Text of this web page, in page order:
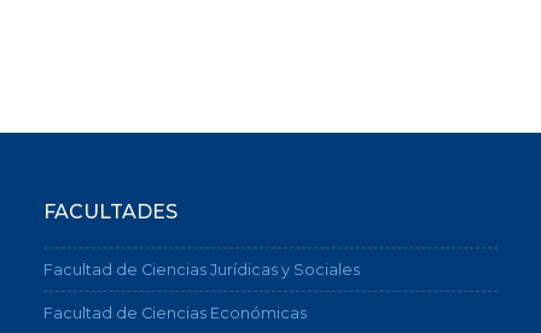
FACULTADES
Facultad de Ciencias Jurídicas y Sociales
Facultad de Ciencias Económicas